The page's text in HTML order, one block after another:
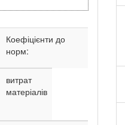
Коефіцієнти до
норм:
витрат
матеріалів